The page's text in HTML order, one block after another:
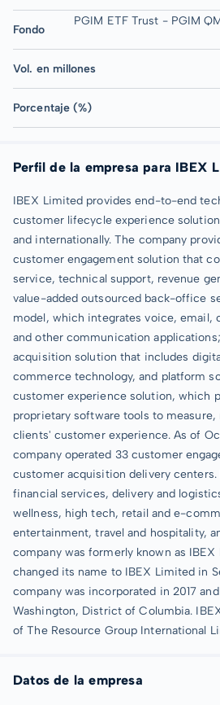
Fondo
PGIM ETF Trust - PGIM
Vol. en millones
Porcentaje (%)
Perfil de la empresa para IBEX
IBEX Limited provides end-to-end
customer lifecycle experience
and internationally. The company
customer engagement solution that
service, technical support, revenue
value-added outsourced back-office
model, which integrates voice, email,
and other communication
acquisition solution that includes
commerce technology, and platform
customer experience solution, which
proprietary software tools to
clients' customer experience. As of
company operated 33 customer
customer acquisition delivery centers.
financial services, delivery and
wellness, high tech, retail and e-
entertainment, travel and hospitality,
company was formerly known as
changed its name to IBEX Limited in
company was incorporated in 2017
Washington, District of Columbia.
of The Resource Group International
Datos de la empresa